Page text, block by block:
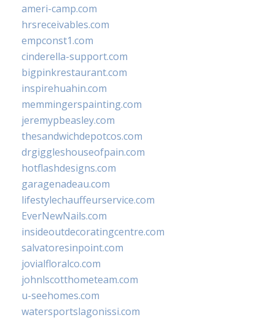
ameri-camp.com
hrsreceivables.com
empconst1.com
cinderella-support.com
bigpinkrestaurant.com
inspirehuahin.com
memmingerspainting.com
jeremypbeasley.com
thesandwichdepotcos.com
drgiggleshouseofpain.com
hotflashdesigns.com
garagenadeau.com
lifestylechauffeurservice.com
EverNewNails.com
insideoutdecoratingcentre.com
salvatoresinpoint.com
jovialfloralco.com
johnlscotthometeam.com
u-seehomes.com
watersportslagonissi.com